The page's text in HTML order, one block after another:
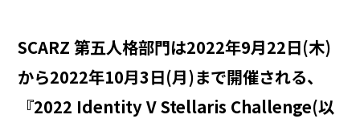
SCARZ 第五人格部門は2022年9月22日(木)
から2022年10月3日(月)まで開催される、
『2022 Identity V Stellaris Challenge(以